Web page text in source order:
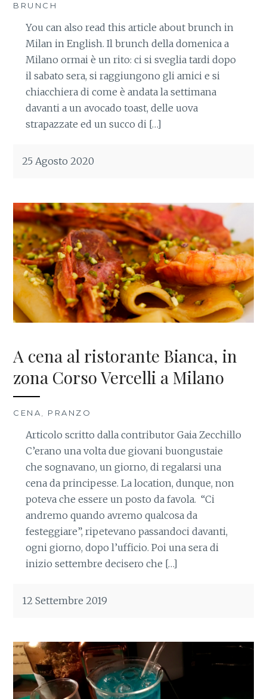
BRUNCH
You can also read this article about brunch in
Milan in English. Il brunch della domenica a
Milano ormai è un rito: ci si sveglia tardi dopo
il sabato sera, si raggiungono gli amici e si
chiacchiera di come è andata la settimana
davanti a un avocado toast, delle uova
strapazzate ed un succo di […]
25 Agosto 2020
A cena al ristorante Bianca, in
zona Corso Vercelli a Milano
CENA PRANZO
Articolo scritto dalla contributor Gaia Zecchillo
C’erano una volta due giovani buongustaie
che sognavano, un giorno, di regalarsi una
cena da principesse. La location, dunque, non
poteva che essere un posto da favola. “Ci
andremo quando avremo qualcosa da
festeggiare”, ripetevano passandoci davanti,
ogni giorno, dopo l’ufficio. Poi una sera di
inizio settembre decisero che […]
12 Settembre 2019